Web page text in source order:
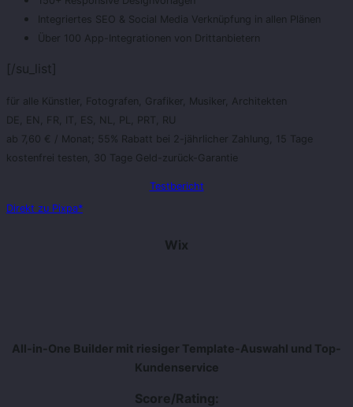
Integriertes SEO & Social Media Verknüpfung in allen Plänen
Über 100 App-Integrationen von Drittanbietern
[/su_list]
für alle Künstler, Fotografen, Grafiker, Musiker, Architekten
DE, EN, FR, IT, ES, NL, PL, PRT, RU
ab 7,60 € / Monat; 55% Rabatt bei 2-jährlicher Zahlung, 15 Tage
kostenfrei testen, 30 Tage Geld-zurück-Garantie
Testbericht
Direkt zu Pixpa*
Wix
All-in-One Builder mit riesiger Template-Auswahl und Top-
Kundenservice
Score/Rating: